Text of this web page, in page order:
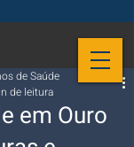
em Ouro
de Saúde
de leitura